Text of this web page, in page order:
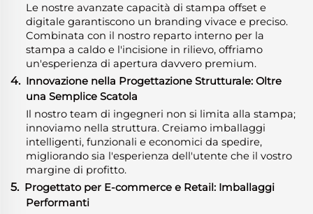
Le nostre avanzate capacità di stampa offset e
digitale garantiscono un branding vivace e preciso.
Combinata con il nostro reparto interno per la
stampa a caldo e l'incisione in rilievo, offriamo
un'esperienza di apertura davvero premium.
4. Innovazione nella Progettazione Strutturale: Oltre
una Semplice Scatola
Il nostro team di ingegneri non si limita alla stampa;
innoviamo nella struttura. Creiamo imballaggi
intelligenti, funzionali e economici da spedire,
migliorando sia l'esperienza dell'utente che il vostro
margine di profitto.
5. Progettato per E-commerce e Retail: Imballaggi
Performanti